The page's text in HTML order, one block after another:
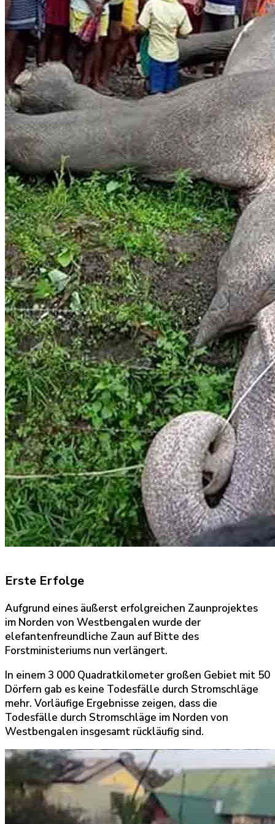
Erste Erfolge
Aufgrund eines äußerst erfolgreichen Zaunprojektes
im Norden von Westbengalen wurde der
elefantenfreundliche Zaun auf Bitte des
Forstministeriums nun verlängert.
In einem 3 000 Quadratkilometer großen Gebiet mit 50
Dörfern gab es keine Todesfälle durch Stromschläge
mehr. Vorläufige Ergebnisse zeigen, dass die
Todesfälle durch Stromschläge im Norden von
Westbengalen insgesamt rückläufig sind.